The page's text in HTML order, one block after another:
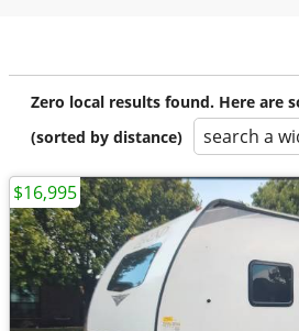
Zero local results found. Here are
(sorted by distance)
search a
$16,995